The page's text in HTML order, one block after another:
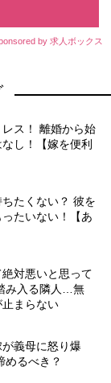
by 求人ボックス
ス！ 離婚から始
し！【嫁を便利
たくない？ 彼を
たいない！【あ
絶対悪いと思って
み入る隣人…無
まらない
義母に怒り爆
めるべき？